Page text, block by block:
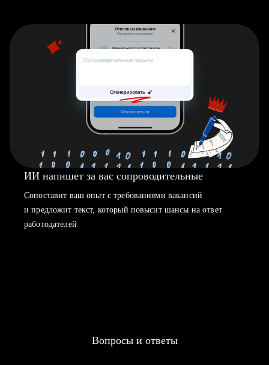
ИИ напишет за вас сопроводительные
Сопоставит ваш опыт с требованиями вакансий
и предложит текст, который повысит шансы на ответ
работодателей
Вопросы и ответы